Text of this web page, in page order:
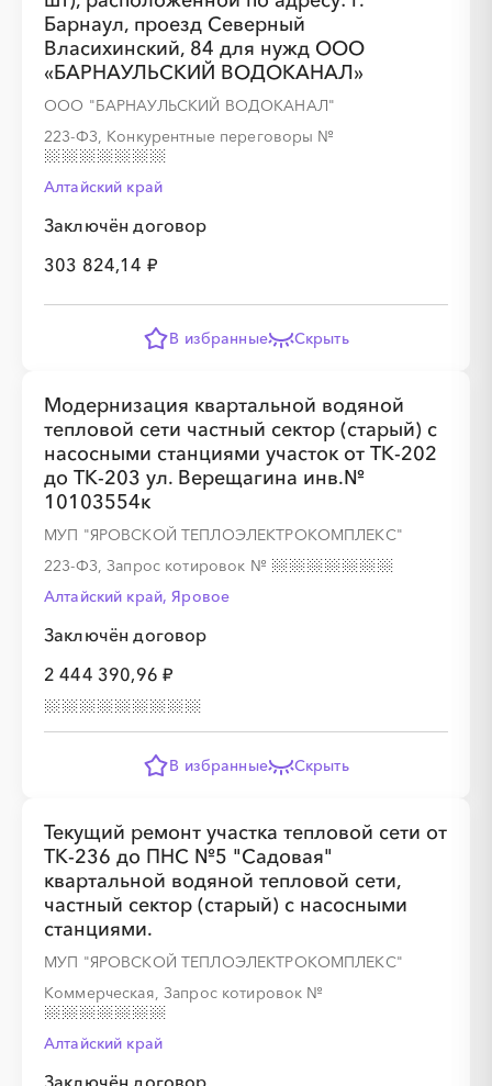
Барнаул, проезд Северный
Власихинский, 84 для нужд ООО
«БАРНАУЛЬСКИЙ ВОДОКАНАЛ»
ООО "БАРНАУЛЬСКИЙ ВОДОКАНАЛ"
223-ФЗ, Конкурентные переговоры №
Алтайский край
Заключён договор
303 824,14 ₽
В избранные Скрыть
Модернизация квартальной водяной
тепловой сети частный сектор (старый) с
насосными станциями участок от ТК-202
до ТК-203 ул. Верещагина инв.№
10103554к
МУП "ЯРОВСКОЙ ТЕПЛОЭЛЕКТРОКОМПЛЕКС"
223-ФЗ, Запрос котировок №
Алтайский край, Яровое
Заключён договор
2 444 390,96 ₽
В избранные Скрыть
Текущий ремонт участка тепловой сети от
ТК-236 до ПНС №5 "Садовая"
квартальной водяной тепловой сети,
частный сектор (старый) с насосными
станциями.
МУП "ЯРОВСКОЙ ТЕПЛОЭЛЕКТРОКОМПЛЕКС"
Коммерческая, Запрос котировок №
Алтайский край
Заключён договор
░░░░░
░
░
░
░
░
░
░░░
░
░
░
░
░
░░░░░░░ ░░░
░
░
░
░
░